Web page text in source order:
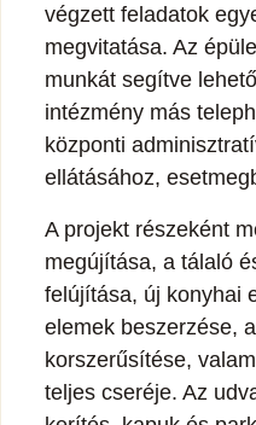
végzett feladatok
megvitatása. Az
munkát segítve
intézmény más
központi
ellátásához,
A projekt részeként
megújítása, a tálaló
felújítása, új konyhai
elemek beszerzése,
korszerűsítése,
teljes cseréje. Az